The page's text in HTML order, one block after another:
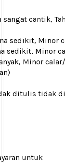
cantik,
sedikit,
sedikit, Minor
Minor
ditulis tidak
untuk